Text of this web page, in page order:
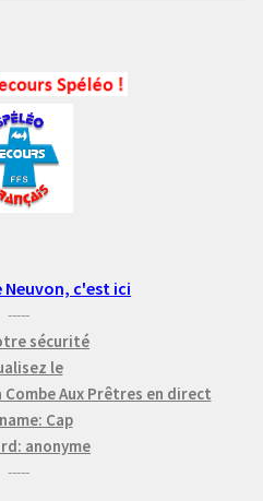
Neuvon, c'est ici
-----
sécurité
le
Aux Prêtres en direct
Cap
anonyme
-----